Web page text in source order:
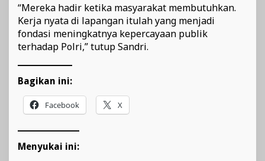
“Mereka hadir ketika masyarakat membutuhkan.
Kerja nyata di lapangan itulah yang menjadi
fondasi meningkatnya kepercayaan publik
terhadap Polri,” tutup Sandri.
Bagikan ini:
Facebook X
Menyukai ini: